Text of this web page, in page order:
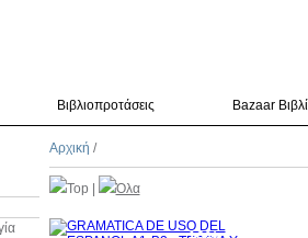
Βιβλιοπροτάσεις Bazaar
Αρχική /
Top Όλα